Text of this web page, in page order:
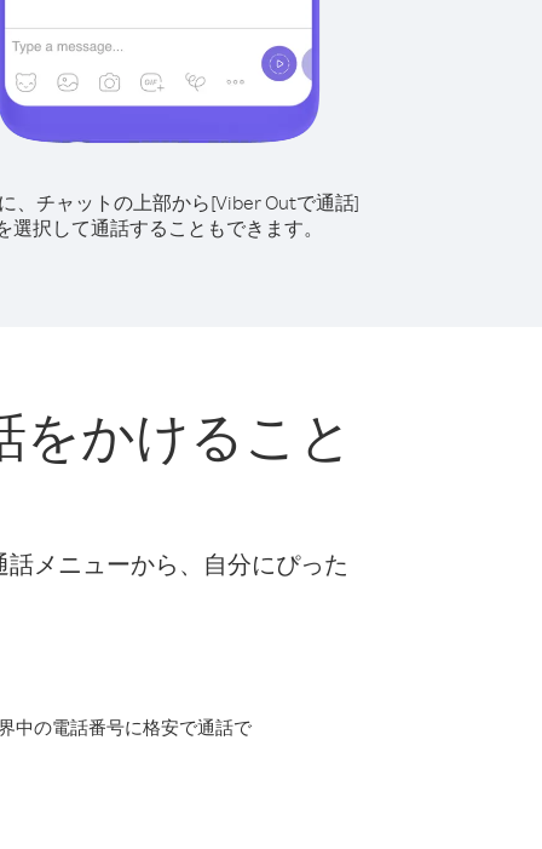
、チャットの上部から[Viber Outで通話]
選択して通話することもできます。
かけること
メニューから、自分にぴった
中の電話番号に格安で通話で